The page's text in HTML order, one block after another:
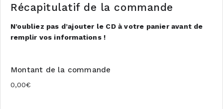
Récapitulatif de la commande
N’oubliez pas d’ajouter le CD à votre panier avant de
remplir vos informations !
Montant de la commande